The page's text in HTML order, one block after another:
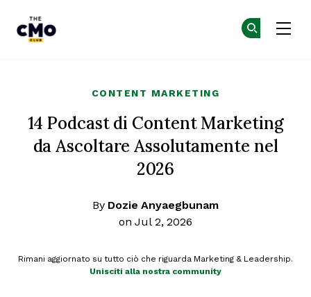
CONTENT MARKETING
14 Podcast di Content Marketing
da Ascoltare Assolutamente nel
2026
By Dozie Anyaegbunam
on Jul 2, 2026
Rimani aggiornato su tutto ciò che riguarda Marketing & Leadership.
Unisciti alla nostra community